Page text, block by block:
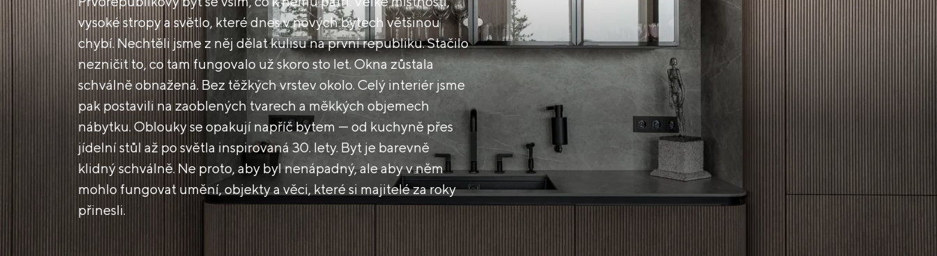
vysoké stropy a světlo, které dnes v nových bytech většinou
chybí. Nechtěli jsme z něj dělat kulisu na první republiku. Stačilo
nezničit to, co tam fungovalo už skoro sto let. Okna zůstala
schválně obnažená. Bez těžkých vrstev okolo. Celý interiér jsme
pak postavili na zaoblených tvarech a měkkých objemech
nábytku. Oblouky se opakují napříč bytem — od kuchyně přes
jídelní stůl až po světla inspirovaná 30. lety. Byt je barevně
klidný schválně. Ne proto, aby byl nenápadný, ale aby v něm
mohlo fungovat umění, objekty a věci, které si majitelé za roky
přinesli.